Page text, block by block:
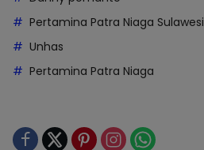
Pertamina Patra Niaga Sulawesi
Unhas
Pertamina Patra Niaga